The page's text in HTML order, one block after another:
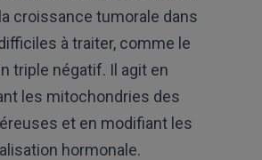
croissance tumorale dans
à traiter, comme le
triple négatif. Il agit en
les mitochondries des
et en modifiant les
hormonale.